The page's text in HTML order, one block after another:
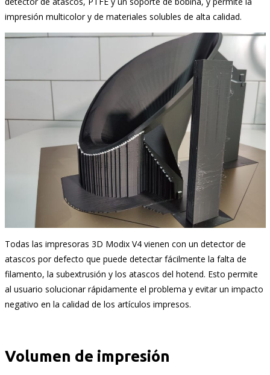
impresión multicolor y de materiales solubles de alta calidad.
Todas las impresoras 3D Modix V4 vienen con un detector de
atascos por defecto que puede detectar fácilmente la falta de
filamento, la subextrusión y los atascos del hotend. Esto permite
al usuario solucionar rápidamente el problema y evitar un impacto
negativo en la calidad de los artículos impresos.
Volumen de impresión